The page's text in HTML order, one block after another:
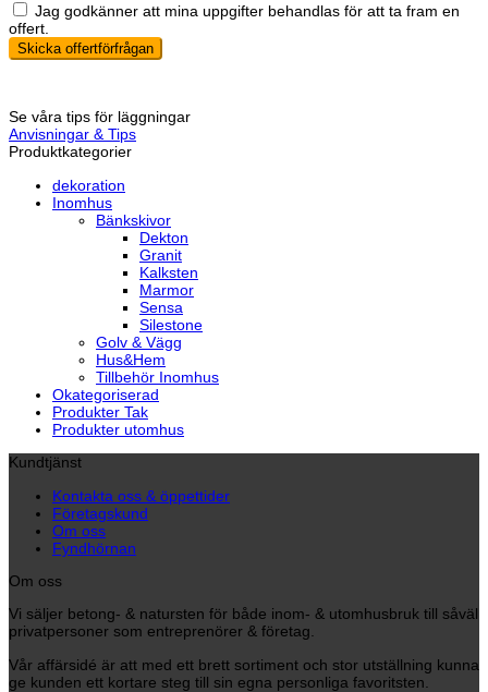
Jag godkänner att mina uppgifter behandlas för att ta fram en
offert.
Skicka offertförfrågan
Se våra tips för läggningar
Anvisningar & Tips
Produktkategorier
dekoration
Inomhus
Bänkskivor
Dekton
Granit
Kalksten
Marmor
Sensa
Silestone
Golv & Vägg
Hus&Hem
Tillbehör Inomhus
Okategoriserad
Produkter Tak
Produkter utomhus
Kundtjänst
Kontakta oss & öppettider
Företagskund
Om oss
Fyndhörnan
Om oss
Vi säljer betong- & natursten för både inom- & utomhusbruk till såväl
privatpersoner som entreprenörer & företag.
Vår affärsidé är att med ett brett sortiment och stor utställning kunna
ge kunden ett kortare steg till sin egna personliga favoritsten.